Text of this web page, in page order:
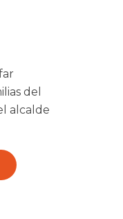
del
alcalde